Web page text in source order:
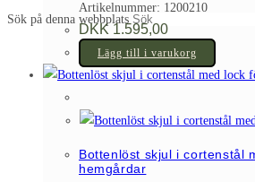
Sök på denna webbplats
Artikelnummer: 1200210
DKK 1.595,00
Lägg till i varukorg
Bottenlöst skjul i cortenstål
hemgårdar